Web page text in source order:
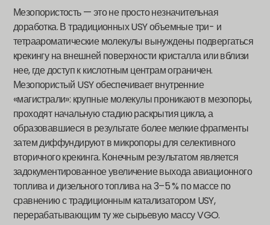
Мезопористость — это не просто незначительная
доработка. В традиционных USY объемные три- и
тетраароматические молекулы вынуждены подвергаться
крекингу на внешней поверхности кристалла или вблизи
нее, где доступ к кислотным центрам ограничен.
Мезопористый USY обеспечивает внутренние
«магистрали»: крупные молекулы проникают в мезопоры,
проходят начальную стадию раскрытия цикла, а
образовавшиеся в результате более мелкие фрагменты
затем диффундируют в микропоры для селективного
вторичного крекинга. Конечным результатом является
задокументированное увеличение выхода авиационного
топлива и дизельного топлива на 3–5 % по массе по
сравнению с традиционным катализатором USY,
перерабатывающим ту же сырьевую массу VGO.